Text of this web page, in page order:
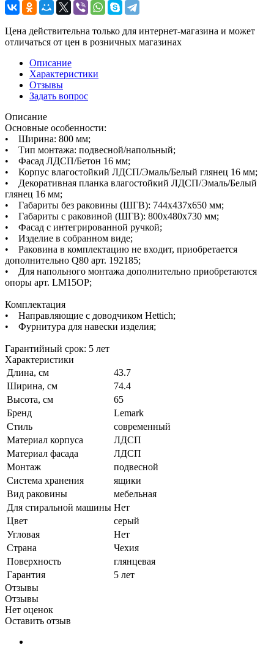
Цена действительна только для интернет-магазина и может
отличаться от цен в розничных магазинах
Описание
Характеристики
Отзывы
Задать вопрос
Описание
Основные особенности:
• Ширина: 800 мм;
• Тип монтажа: подвесной/напольный;
• Фасад ЛДСП/Бетон 16 мм;
• Корпус влагостойкий ЛДСП/Эмаль/Белый глянец 16 мм;
• Декоративная планка влагостойкий ЛДСП/Эмаль/Белый
глянец 16 мм;
• Габариты без раковины (ШГВ): 744х437х650 мм;
• Габариты с раковиной (ШГВ): 800х480х730 мм;
• Фасад с интегрированной ручкой;
• Изделие в собранном виде;
• Раковина в комплектацию не входит, приобретается
дополнительно Q80 арт. 192185;
• Для напольного монтажа дополнительно приобретаются
опоры арт. LM15OP;
Комплектация
• Направляющие с доводчиком Hettich;
• Фурнитура для навески изделия;
Гарантийный срок: 5 лет
Характеристики
Длина, см
43.7
Ширина, см
74.4
Высота, см
65
Бренд
Lemark
Стиль
современный
Материал корпуса
ЛДСП
Материал фасада
ЛДСП
Монтаж
подвесной
Система хранения
ящики
Вид раковины
мебельная
Для стиральной машины Нет
Цвет
серый
Угловая
Нет
Страна
Чехия
Поверхность
глянцевая
Гарантия
5 лет
Отзывы
Отзывы
Нет оценок
Оставить отзыв